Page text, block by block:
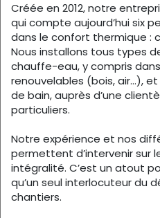
Créée en 2012, notre
qui compte aujourd’hui six
dans le confort thermique :
Nous installons tous types
chauffe-eau, y compris
renouvelables (bois, air…),
de bain, auprès d’une
particuliers.
Notre expérience et nos
permettent d’intervenir sur
intégralité. C’est un atout
qu’un seul interlocuteur du
chantiers.